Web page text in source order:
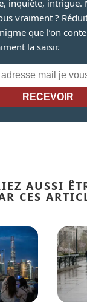
inquiète, intrigue.
vraiment ?
que l’on
la saisir.
RECEVOIR
AUSSI
CES